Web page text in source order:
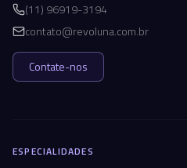
(11) 96919-3194
contato@revoluna.com.br
Contate-nos
ESPECIALIDADES